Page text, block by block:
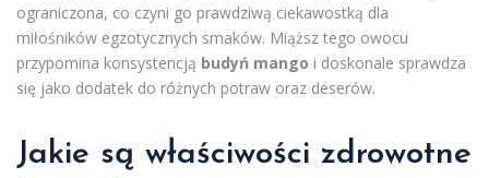
ograniczona, co czyni go prawdziwą ciekawostką dla
miłośników egzotycznych smaków. Miąższ tego owocu
przypomina konsystencją budyń mango i doskonale sprawdza
się jako dodatek do różnych potraw oraz deserów.
Jakie są właściwości zdrowotne